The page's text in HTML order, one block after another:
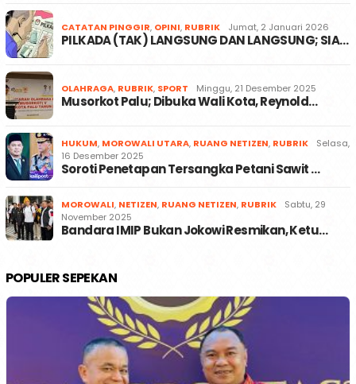
CATATAN PINGGIR, OPINI, RUBRIK Jumat, 2 Januari 2026
PILKADA (TAK) LANGSUNG DAN LANGSUNG; SIA…
OLAHRAGA, RUBRIK, SPORT Minggu, 21 Desember 2025
Musorkot Palu; Dibuka Wali Kota, Reynold…
HUKUM, MOROWALI UTARA, RUANG NETIZEN, RUBRIK
Selasa,
16 Desember 2025
Soroti Penetapan Tersangka Petani Sawit …
MOROWALI, NETIZEN, RUANG NETIZEN, RUBRIK
Sabtu, 29
November 2025
Bandara IMIP Bukan Jokowi Resmikan, Ketu…
POPULER SEPEKAN